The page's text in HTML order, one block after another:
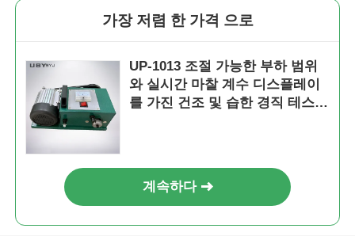
가장 저렴 한 가격 으로
UP-1013 조절 가능한 부하 범위
와 실시간 마찰 계수 디스플레이
를 가진 건조 및 습한 경직 테스트
계속하다